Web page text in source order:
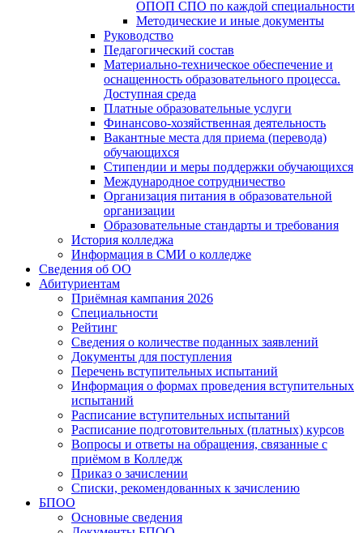
ОПОП СПО по каждой специальности
Методические и иные документы
Руководство
Педагогический состав
Материально-техническое обеспечение и
оснащенность образовательного процесса.
Доступная среда
Платные образовательные услуги
Финансово-хозяйственная деятельность
Вакантные места для приема (перевода)
обучающихся
Стипендии и меры поддержки обучающихся
Международное сотрудничество
Организация питания в образовательной
организации
Образовательные стандарты и требования
История колледжа
Информация в СМИ о колледже
Сведения об ОО
Абитуриентам
Приёмная кампания 2026
Специальности
Рейтинг
Сведения о количестве поданных заявлений
Документы для поступления
Перечень вступительных испытаний
Информация о формах проведения вступительных
испытаний
Расписание вступительных испытаний
Расписание подготовительных (платных) курсов
Вопросы и ответы на обращения, связанные с
приёмом в Колледж
Приказ о зачислении
Списки, рекомендованных к зачислению
БПОО
Основные сведения